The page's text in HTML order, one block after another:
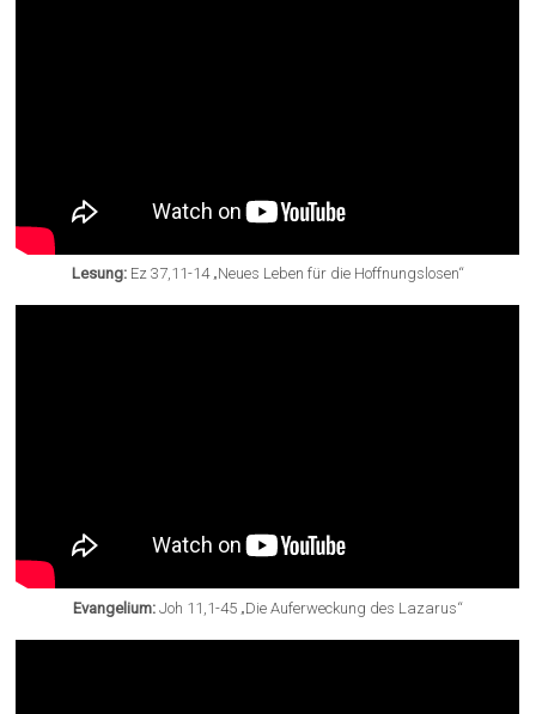
Lesung: Ez 37,11-14 „Neues Leben für die Hoffnungslosen“
Evangelium: Joh 11,1-45 „Die Auferweckung des Lazarus“